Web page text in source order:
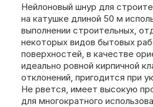
Нейлоновый шнур для
на катушке длиной 50 м
выполнении строительных,
некоторых видов бытовых
поверхностей, в качестве
идеально ровной кирпичной
отклонений, пригодится при
Не рвется, имеет высокую
для многократного